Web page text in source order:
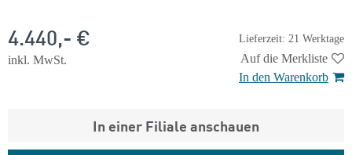
Lieferzeit: 21 Werktage
4.440,- €
inkl. MwSt.
Auf die Merkliste
In den Warenkorb
In einer Filiale anschauen